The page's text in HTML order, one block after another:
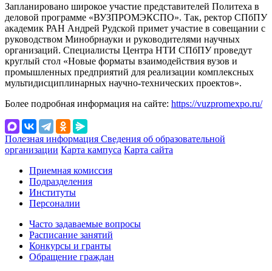
Запланировано широкое участие представителей Политеха в
деловой программе «ВУЗПРОМЭКСПО». Так, ректор СПбПУ
академик РАН Андрей Рудской примет участие в совещании с
руководством Минобрнауки и руководителями научных
организаций. Специалисты Центра НТИ СПбПУ проведут
круглый стол «Новые форматы взаимодействия вузов и
промышленных предприятий для реализации комплексных
мультидисциплинарных научно-технических проектов».
Более подробная информация на сайте: https://vuzpromexpo.ru/
Полезная информация Сведения об образовательной
организации Карта кампуса Карта сайта
Приемная комиссия
Подразделения
Институты
Персоналии
Часто задаваемые вопросы
Расписание занятий
Конкурсы и гранты
Обращение граждан